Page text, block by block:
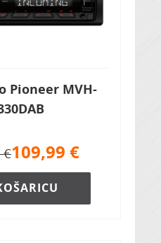
Pioneer MVH-
€109,99 €